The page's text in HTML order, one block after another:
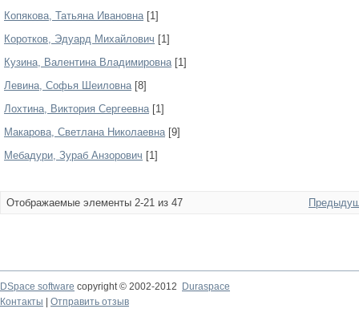
Копякова, Татьяна Ивановна[1]
Коротков, Эдуард Михайлович [1]
Кузина, Валентина Владимировна[1]
Левина, Софья Шеиловна[8]
Лохтина, Виктория Сергеевна[1]
Макарова, Светлана Николаевна[9]
Мебадури, Зураб Анзорович [1]
Отображаемые элементы 2-21 из 47
DSpace software copyright © 2002-2012
Duraspace
Контакты
Отправить отзыв